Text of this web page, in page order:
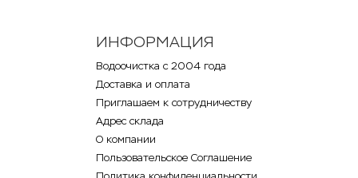
ИНФОРМАЦИЯ
Водоочистка с 2004 года
Доставка и оплата
Приглашаем к сотрудничеству
Адрес склада
О компании
Пользовательское Соглашение